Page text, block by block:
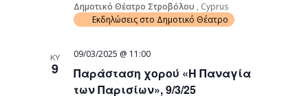
Δημοτικό Θέατρο Στροβόλου , Cyprus
Εκδηλώσεις στο Δημοτικό Θέατρο
ΚΥ
9
Παράσταση χορού «Η Παναγία
των Παρισίων», 9/3/25
09/03/2025 @ 11:00